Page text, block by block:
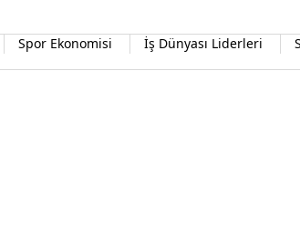
Spor Ekonomisi İş Dünyası Liderleri